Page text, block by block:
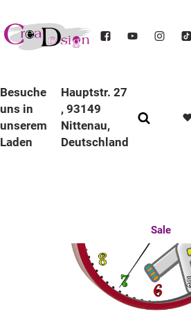
Besuche
uns in
unserem
Laden
Hauptstr. 27
, 93149
Nittenau,
Deutschland
Sale
KINDER WANDUHR LAUFRUHIG MIT BUNTEN